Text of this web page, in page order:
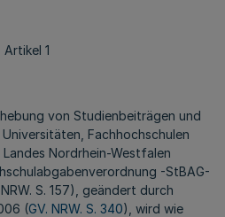
Artikel 1
von Studienbeiträgen und
Fachhochschulen
Nordrhein-Westfalen
-StBAG-
S. 157), geändert durch
(GV. NRW. S. 340), wird wie